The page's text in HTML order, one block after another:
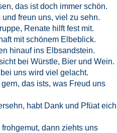
das ist doch immer schön.
freun uns, viel zu sehn.
Renate hilft fest mit.
mit schönem Elbeblick.
hinauf ins Elbsandstein.
bei Würstle, Bier und Wein.
uns wird viel gelacht.
das ists, was Freud uns
habt Dank und Pfüat eich
dann ziehts uns